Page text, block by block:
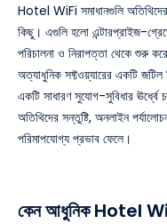
Hotel WiFi সমাধানগুলি
কিছু। এগুলি হলো এন্টারপ্রাইজ-
পরিচালনা ও নিরাপত্তা থেকে শুরু
অত্যাধুনিক সফ্টওয়্যারের একটি
একটি সাধারণ সুযোগ-সুবিধার
অতিথিদের সন্তুষ্টি, অনলাইন
পরিমাপযোগ্য প্রভাব ফেলে।
কেন আধুনিক Hotel